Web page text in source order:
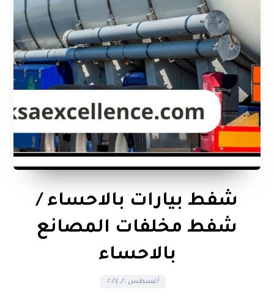
شفط بيارات بالاحساء /
شفط مخلفات المصانع
بالاحساء
أغسطس ٢٠, ٢٠٢٤